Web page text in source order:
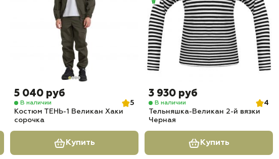
5 040 руб
В наличии
5
Костюм ТЕНЬ-1 Великан Хаки
сорочка
Купить
3 930 руб
В наличии
4
Тельняшка-Великан 2-й вязки
Черная
Купить